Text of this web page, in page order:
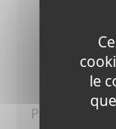
le
panneau